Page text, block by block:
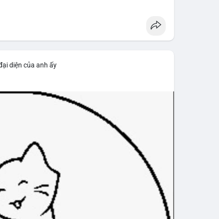
#chainalysis
diện của anh ấy